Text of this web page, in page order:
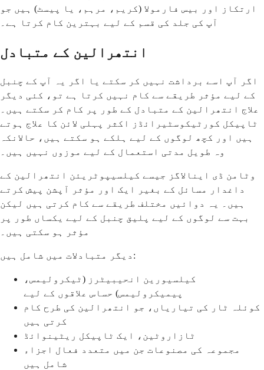
ارتکاز اور بیس فارمولا (کریم، مرہم، یا پیسٹ) ہیں جو
آپ کی جلد کی قسم کے لیے بہترین کام کرتا ہے۔
انتھرالین کے متبادل
اگر آپ اسے برداشت نہیں کر سکتے یا اگر یہ آپ کے چنبل
کے لیے مؤثر طریقے سے کام نہیں کرتا ہے تو، کئی دیگر
علاج انتھرالین کے متبادل کے طور پر کام کر سکتے ہیں۔
ٹاپیکل کورٹیکوسٹیرائڈز اکثر پہلی لائن کا علاج ہوتے
ہیں اور کچھ لوگوں کے لیے ہلکے ہو سکتے ہیں، حالانکہ
وہ طویل مدتی استعمال کے لیے موزوں نہیں ہیں۔
وٹامن ڈی اینالاگز جیسے کیلسیپوٹریئن انتھرالین کے
داغدار مسائل کے بغیر ایک اور مؤثر آپشن پیش کرتے
ہیں۔ یہ دوائیں مختلف طریقے سے کام کرتی ہیں لیکن
بہت سے لوگوں کے لیے پلیق چنبل کے لیے یکساں طور پر
مؤثر ہو سکتی ہیں۔
دیگر متبادلات میں شامل ہیں:
کیلسیورین انحیبیٹرز (ٹیکرولیمس،
پیمیکرولیمس) حساس علاقوں کے لیے
کوئلہ ٹار کی تیاریاں، جو انتھرالین کی طرح کام
کرتی ہیں
ٹازاروٹین، ایک ٹاپیکل ریٹینوائڈ
مجموعہ کی مصنوعات جن میں متعدد فعال اجزاء
شامل ہیں